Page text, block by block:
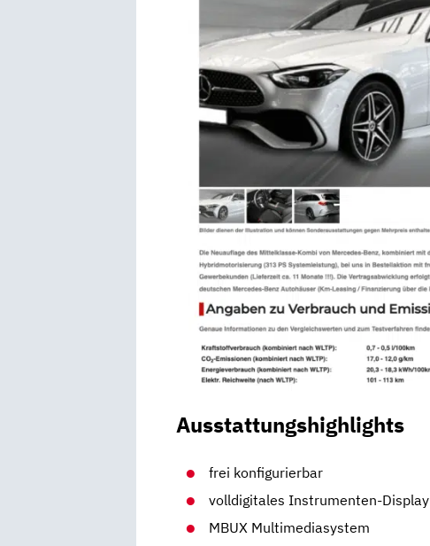
Ausstattungshighlights
frei konfigurierbar
volldigitales Instrumenten-Display
MBUX Multimediasystem